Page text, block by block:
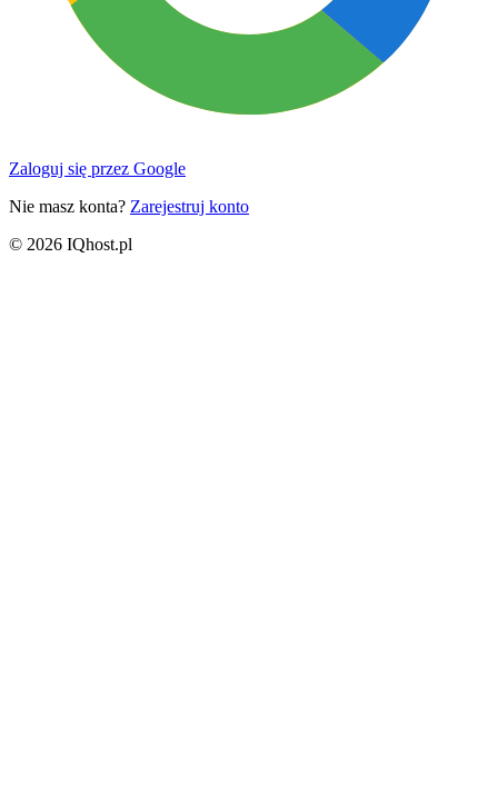
Zaloguj się przez Google
Nie masz konta? Zarejestruj konto
© 2026 IQhost.pl